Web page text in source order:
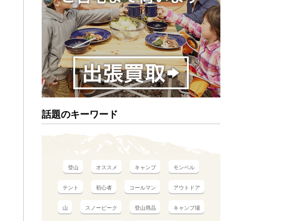
話題のキーワード
登山 オススメ キャンプ モンベル
テント 初心者 コールマン アウトドア
山 スノーピーク 登山用品 キャンプ場